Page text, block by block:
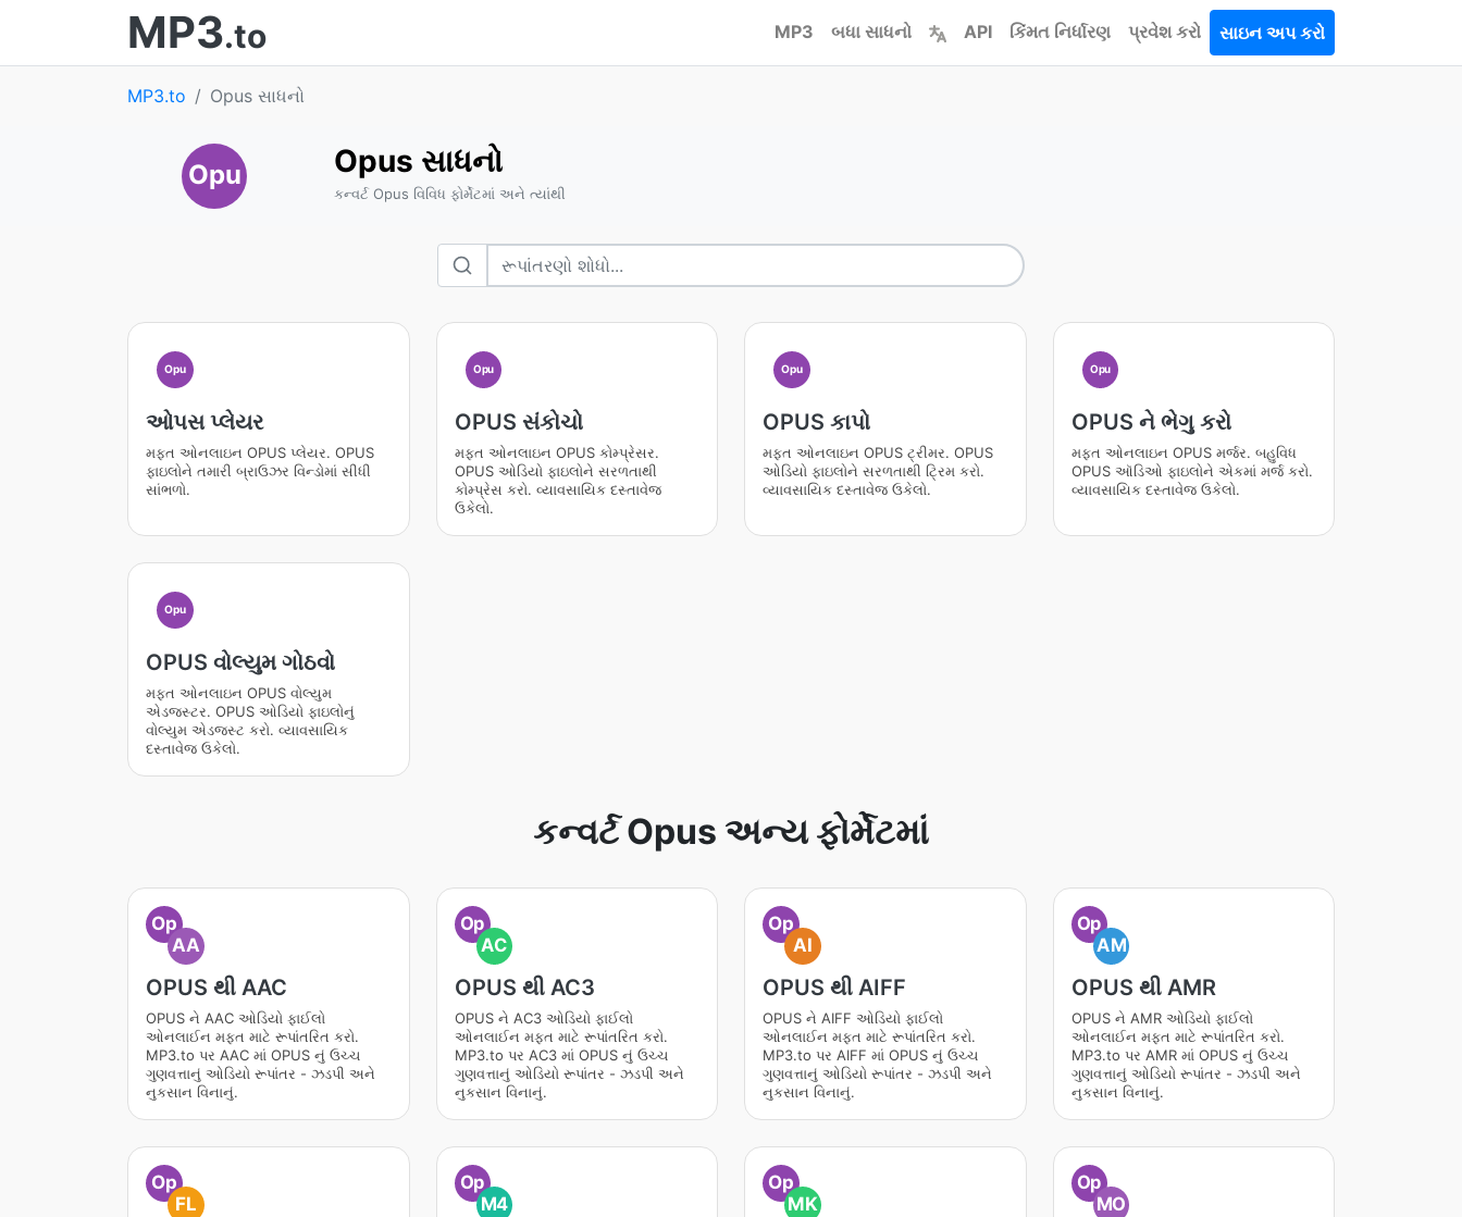
MP3.to MP3 બધા સાધનો API કિંમત નિર્ધારણ પ્રવેશ કરો સાઇન અપ કરો
MP3.to Opus સાધનો
Opu Opus સાધનો
કન્વર્ટ Opus વિવિધ ફોર્મેટમાં અને ત્યાંથી
Opu
ઓપસ પ્લેયર
મફત ઓનલાઇન OPUS પ્લેયર. OPUS
ફાઇલોને તમારી બ્રાઉઝર વિન્ડોમાં સીધી
સાંભળો.
Opu
OPUS સંકોચો
મફત ઓનલાઇન OPUS કોમ્પ્રેસર.
OPUS ઓડિયો ફાઇલોને સરળતાથી
કોમ્પ્રેસ કરો. વ્યાવસાયિક દસ્તાવેજ
ઉકેલો.
Opu
OPUS કાપો
મફત ઓનલાઇન OPUS ટ્રીમર. OPUS
ઓડિયો ફાઇલોને સરળતાથી ટ્રિમ કરો.
વ્યાવસાયિક દસ્તાવેજ ઉકેલો.
Opu
OPUS ને ભેગુ કરો
મફત ઓનલાઇન OPUS મર્જર. બહુવિધ
OPUS ઑડિઓ ફાઇલોને એકમાં મર્જ કરો.
વ્યાવસાયિક દસ્તાવેજ ઉકેલો.
Opu
OPUS વોલ્યુમ ગોઠવો
મફત ઓનલાઇન OPUS વોલ્યુમ
એડજસ્ટર. OPUS ઓડિયો ફાઇલોનું
વોલ્યુમ એડજસ્ટ કરો. વ્યાવસાયિક
દસ્તાવેજ ઉકેલો.
કન્વર્ટ Opus અન્ય ફોર્મેટમાં
Op
AA
OPUS થી AAC
OPUS ને AAC ઓડિયો ફાઈલો
ઓનલાઈન મફત માટે રૂપાંતરિત કરો.
MP3.to પર AAC માં OPUS નું ઉચ્ચ
ગુણવત્તાનું ઓડિયો રૂપાંતર - ઝડપી અને
નુકસાન વિનાનું.
Op
AC
OPUS થી AC3
OPUS ને AC3 ઓડિયો ફાઈલો
ઓનલાઈન મફત માટે રૂપાંતરિત કરો.
MP3.to પર AC3 માં OPUS નું ઉચ્ચ
ગુણવત્તાનું ઓડિયો રૂપાંતર - ઝડપી અને
નુકસાન વિનાનું.
Op
AI
OPUS થી AIFF
OPUS ને AIFF ઓડિયો ફાઈલો
ઓનલાઈન મફત માટે રૂપાંતરિત કરો.
MP3.to પર AIFF માં OPUS નું ઉચ્ચ
ગુણવત્તાનું ઓડિયો રૂપાંતર - ઝડપી અને
નુકસાન વિનાનું.
Op
AM
OPUS થી AMR
OPUS ને AMR ઓડિયો ફાઈલો
ઓનલાઈન મફત માટે રૂપાંતરિત કરો.
MP3.to પર AMR માં OPUS નું ઉચ્ચ
ગુણવત્તાનું ઓડિયો રૂપાંતર - ઝડપી અને
નુકસાન વિનાનું.
Op
FL
Op
M4
Op
MK
Op
MO